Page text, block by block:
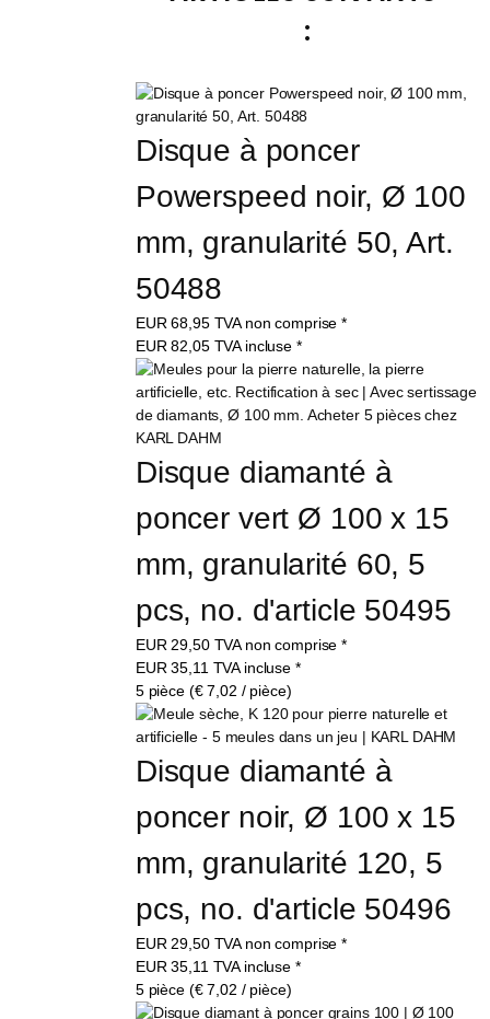
:
Disque à poncer
Powerspeed noir, Ø 100
mm, granularité 50, Art.
50488
EUR68,95 TVA non comprise *
EUR82,05 TVA incluse *
Disque diamanté à
poncer vert Ø 100 x 15
mm, granularité 60, 5
pcs, no. d'article 50495
EUR 29,50 TVA non comprise *
EUR35,11 TVA incluse *
5 pièce (€ 7,02 / pièce)
Disque diamanté à
poncer noir, Ø 100 x 15
mm, granularité 120, 5
pcs, no. d'article 50496
EUR 29,50 TVA non comprise *
EUR35,11 TVA incluse *
5 pièce (€ 7,02 / pièce)